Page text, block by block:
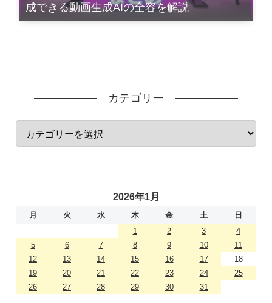
成できる動画生成AIの全容を解説
カテゴリー
2026年1月
月 火 水 木 金 土
日
1
2 3
4
5
6 7 8 9 10
11
12
13 14 15 16 17
18
19
20 21 22 23 24
25
26
27 28 29 30 31